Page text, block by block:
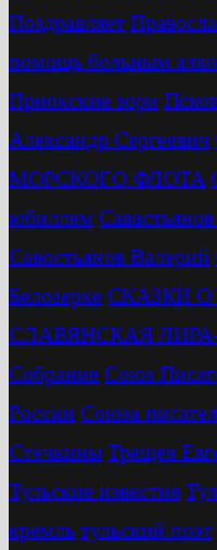
Поздравляет
помощь больным
Приокские зори
Александр Сергеевич
МОРСКОГО ФЛОТА
юбиллем
Савостьянов Валерий
Белозерке СКАЗКИ
СЛАВЯНСКАЯ ЛИРА-
Собрание Союз
России Союза
Стечкины Трещев
Тульские известия
кремль тульский поэт